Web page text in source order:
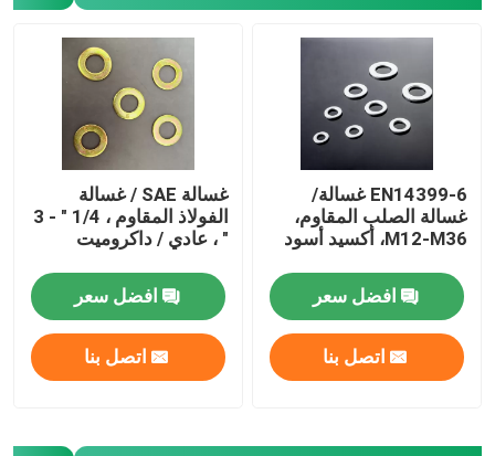
EN14399-6 غسالة/
غسالة الصلب المقاوم،
M12-M36، أكسيد أسود
افضل سعر
اتصل بنا
غسالة SAE / غسالة
الفولاذ المقاوم ، 1/4 " - 3
" ، عادي / داكروميت
افضل سعر
اتصل بنا